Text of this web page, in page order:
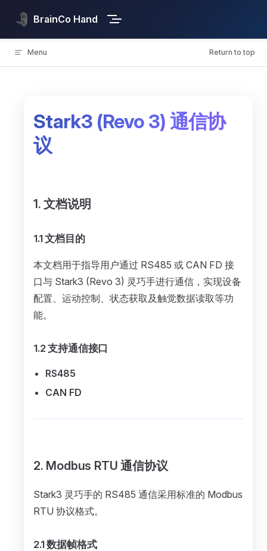
Skip to content
BrainCo Hand
Menu Return to top
Stark3 (Revo 3) 通信协
议
1. 文档说明
1.1 文档目的
本文档用于指导用户通过 RS485 或 CAN FD 接
口与 Stark3 (Revo 3) 灵巧手进行通信，实现设备
配置、运动控制、状态获取及触觉数据读取等功
能。
1.2 支持通信接口
RS485
CAN FD
2. Modbus RTU 通信协议
Stark3 灵巧手的 RS485 通信采用标准的 Modbus
RTU 协议格式。
2.1 数据帧格式